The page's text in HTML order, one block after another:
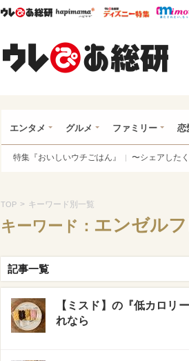
ウレぴあ総研ハピママ* ウレぴ
エンタメ グルメ ファミリー 恋
特集『おいしいウチごはん』 〜シェアした
TOP > キーワード別一覧
キーワード： エンゼル
記事一覧
【ミスド】の『低カロリ
れなら